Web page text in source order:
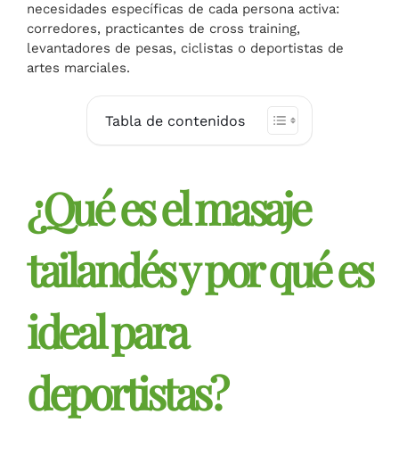
necesidades específicas de cada persona activa:
corredores, practicantes de cross training,
levantadores de pesas, ciclistas o deportistas de
artes marciales.
Tabla de contenidos
¿Qué es el masaje
tailandés y por qué es
ideal para
deportistas?